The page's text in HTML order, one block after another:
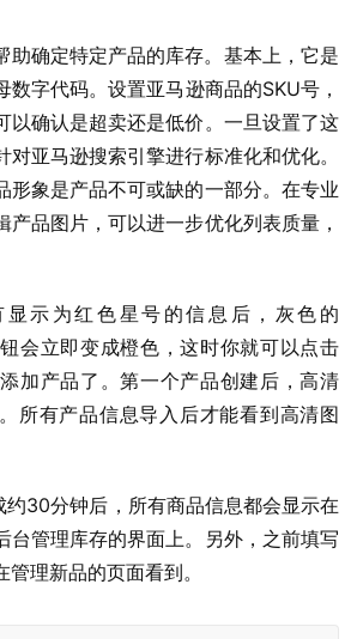
助确定特定产品的库存。基本上，它是
数字代码。设置亚马逊商品的SKU号，
以确认是超卖还是低价。一旦设置了这
亚马逊搜索引擎进行标准化和优化。
形象是产品不可或缺的一部分。在专业
产品图片，可以进一步优化列表质量，
示为红色星号的信息后，灰色的
会立即变成橙色，这时你就可以点击
加产品了。第一个产品创建后，高清
所有产品信息导入后才能看到高清图
约30分钟后，所有商品信息都会显示在
台管理库存的界面上。另外，之前填写
理新品的页面看到。